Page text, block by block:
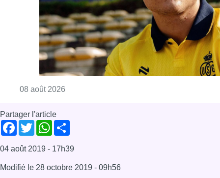
08 août 2026
Partager l'article
Facebook
TwitterWhatsApp
04 août 2019 - 17h39
Modifié le 28 octobre 2019 - 09h56